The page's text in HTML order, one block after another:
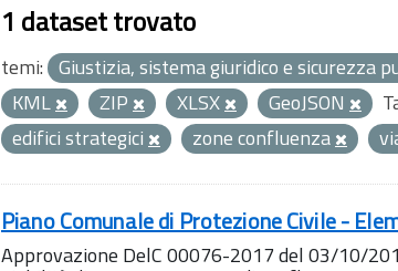
1 dataset trovato
temi: Giustizia, sistema giuridico e sicurezza
KML
ZIP XLSX GeoJSON
edifici strategici
zone confluenza
Piano Comunale di Protezione Civile -
Approvazione DelC 00076-2017 del 03/10/